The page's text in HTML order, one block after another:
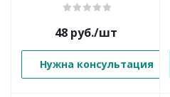
48руб./шт
Нужна консультация